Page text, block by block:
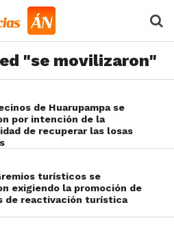
"se movilizaron"
de Huarupampa se
por intención de la
de recuperar las losas
turísticos se
exigiendo la promoción de
de reactivación turística